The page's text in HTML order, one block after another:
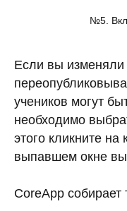
№5.
Если вы изменяли
учеников могут
необходимо
этого кликните
выпавшем окне
CoreApp собирает